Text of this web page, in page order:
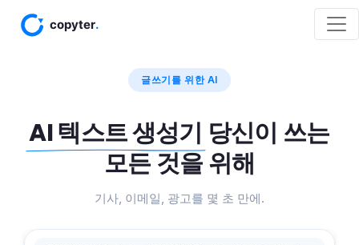
글쓰기를 위한 AI
AI 텍스트 생성기 당신이 쓰는
모든 것을 위해
기사, 이메일, 광고를 몇 초 만에.